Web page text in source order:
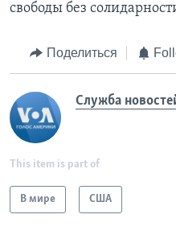
свободы без
Поделиться
Служба
This item is part of
В мире США